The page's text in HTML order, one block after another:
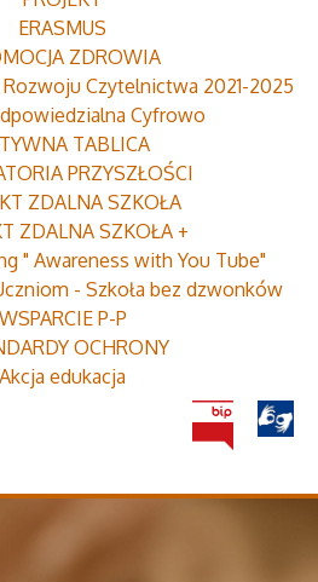
ERASMUS
ZDROWIA
Czytelnictwa 2021-2025
Cyfrowo
TABLICA
PRZYSZŁOŚCI
ZDALNA SZKOŁA
ZDALNA SZKOŁA +
" Awareness with You Tube"
- Szkoła bez dzwonków
WSPARCIE P-P
OCHRONY
Akcja edukacja